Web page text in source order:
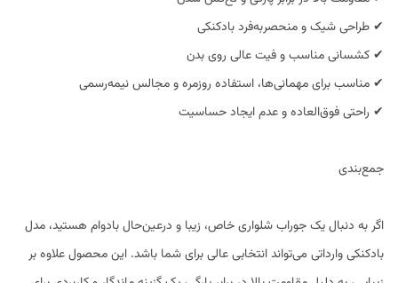
✔ طراحی شیک و منحصربه‌فرد بادکنکی
✔ کشسانی مناسب و فیت عالی روی بدن
✔ مناسب برای مهمانی‌ها، استفاده روزمره و مجالس نیمه‌رسمی
✔ راحتی فوق‌العاده و عدم ایجاد حساسیت
جمع‌بندی
اگر به دنبال یک جوراب شلواری خاص، زیبا و درعین‌حال بادوام هستید، مدل
بادکنکی وارداتی می‌تواند انتخابی عالی برای شما باشد. این محصول علاوه بر